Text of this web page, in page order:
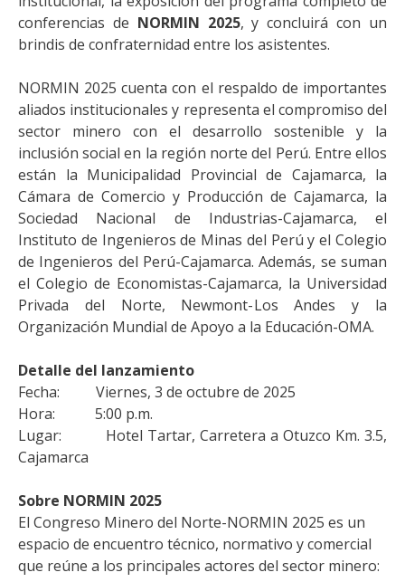
conferencias de NORMIN 2025, y concluirá con un
brindis de confraternidad entre los asistentes.
NORMIN 2025 cuenta con el respaldo de importantes
aliados institucionales y representa el compromiso del
sector minero con el desarrollo sostenible y la
inclusión social en la región norte del Perú. Entre ellos
están la Municipalidad Provincial de Cajamarca, la
Cámara de Comercio y Producción de Cajamarca, la
Sociedad Nacional de Industrias-Cajamarca, el
Instituto de Ingenieros de Minas del Perú y el Colegio
de Ingenieros del Perú-Cajamarca. Además, se suman
el Colegio de Economistas-Cajamarca, la Universidad
Privada del Norte, Newmont-Los Andes y la
Organización Mundial de Apoyo a la Educación-OMA.
Detalle del lanzamiento
Fecha: Viernes, 3 de octubre de 2025
Hora: 5:00 p.m.
Lugar: Hotel Tartar, Carretera a Otuzco Km. 3.5,
Cajamarca
Sobre NORMIN 2025
El Congreso Minero del Norte-NORMIN 2025 es un
espacio de encuentro técnico, normativo y comercial
que reúne a los principales actores del sector minero: